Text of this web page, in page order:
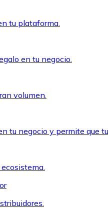
tu plataforma.
en tu negocio.
volumen.
tu negocio y permite que